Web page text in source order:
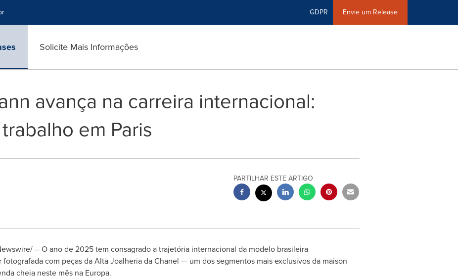
GDPR Envie um Release
Solicite Mais Informações
avança na carreira internacional:
em Paris
PARTILHAR ESTE ARTIGO
-- O ano de 2025 tem consagrado a trajetória internacional da modelo brasileira
com peças da Alta Joalheria da Chanel — um dos segmentos mais exclusivos da maison
cheia neste mês na Europa.